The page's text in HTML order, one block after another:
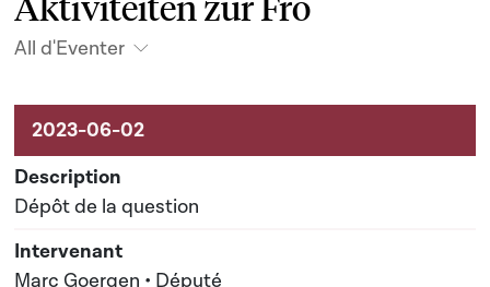
All d'Eventer
Aktivitéiten um Dossier
Dépôt de la question
Marc Goergen • Député